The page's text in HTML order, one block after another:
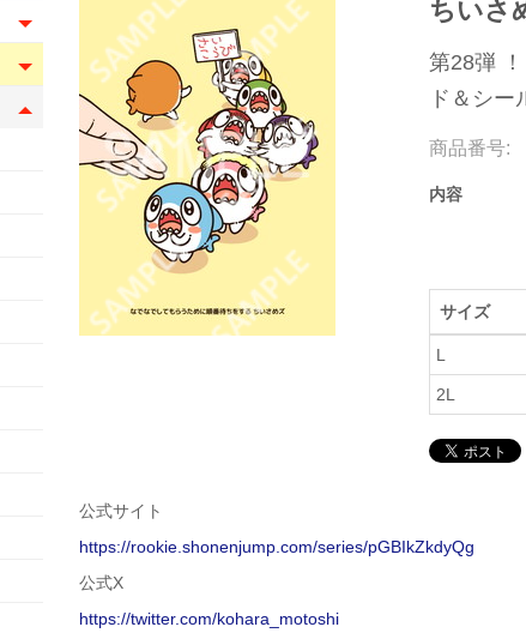
ちいさ
第28弾
ド＆シ
商品番号:
内容
サイズ
L
2L
公式サイト
https://rookie.shonenjump.com/series/pGBIkZkdyQg
公式X
https://twitter.com/kohara_motoshi